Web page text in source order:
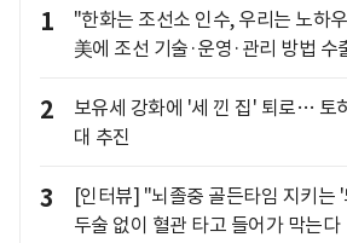
1
"한화는 조선소 인수, 우리는 노하
美에 조선 기술·운영·관리 방법 수
2
보유세 강화에 '세 낀 집' 퇴로… 토
대 추진
3
[인터뷰] "뇌졸중 골든타임 지키
두술 없이 혈관 타고 들어가 막는다